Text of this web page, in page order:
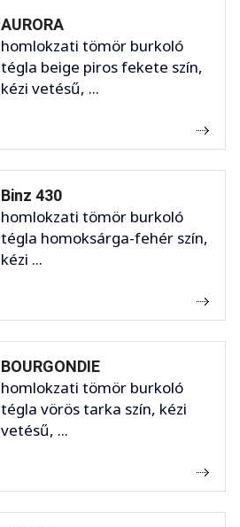
AURORA
homlokzati tömör burkoló
tégla beige piros fekete szín,
kézi vetésű, ...
Binz 430
homlokzati tömör burkoló
tégla homoksárga-fehér szín,
kézi ...
BOURGONDIE
homlokzati tömör burkoló
tégla vörös tarka szín, kézi
vetésű, ...